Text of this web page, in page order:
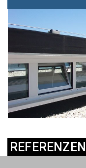
REFERENZEN